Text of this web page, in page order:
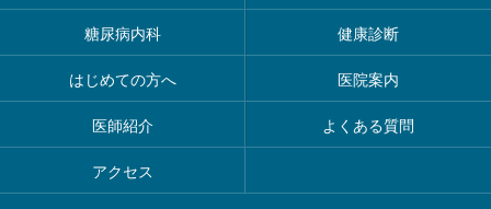
糖尿病内科 健康診断
はじめての方へ 医院案内
医師紹介 よくある質問
アクセス